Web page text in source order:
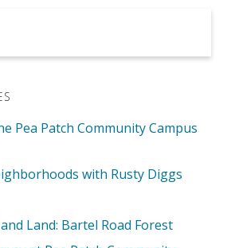
Pea Patch Community Campus
with Rusty Diggs
Land: Bartel Road Forest